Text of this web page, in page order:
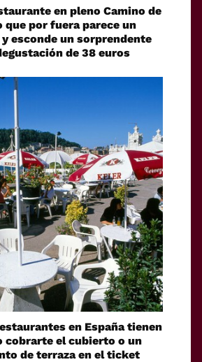
en pleno Camino de
que por fuera parece un
esconde un sorprendente
de 38 euros
en España tienen
cobrarte el cubierto o un
de terraza en el ticket